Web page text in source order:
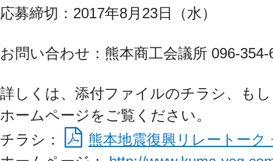
応募締切：2017年8月23日（水）
お問い合わせ：熊本商工会議所 096-354-
詳しくは、添付ファイルのチラシ、も
ホームページをご覧ください。
チラシ：
熊本地震復興リレートーク